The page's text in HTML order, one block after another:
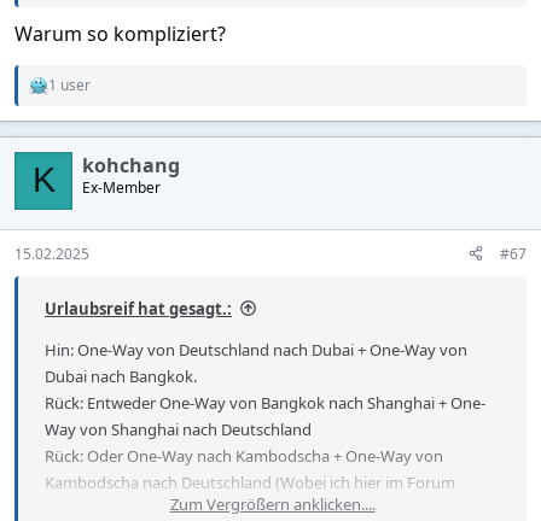
Warum so kompliziert?
R
c
o
n
s
:
1 user
K kohchang
Ex-Member
15.02.2025 #67
Urlaubsreif hat gesagt.:
Hin: One-Way von Deutschland nach Dubai + One-Way von
Dubai nach Bangkok.
Rück: Entweder One-Way von Bangkok nach Shanghai + One-
Way von Shanghai nach Deutschland
Rück: Oder One-Way nach Kambodscha + One-Way von
Kambodscha nach Deutschland (Wobei ich hier im Forum
etwas beim Lesen abgeschreckt wurde von Kambodscha)
Zum Vergrößern anklicken....